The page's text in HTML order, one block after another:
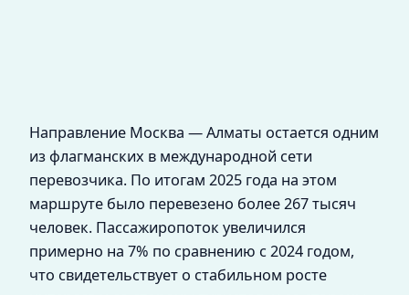
Направление Москва — Алматы остается одним
из флагманских в международной сети
перевозчика. По итогам 2025 года на этом
маршруте было перевезено более 267 тысяч
человек. Пассажиропоток увеличился
примерно на 7% по сравнению с 2024 годом,
что свидетельствует о стабильном росте